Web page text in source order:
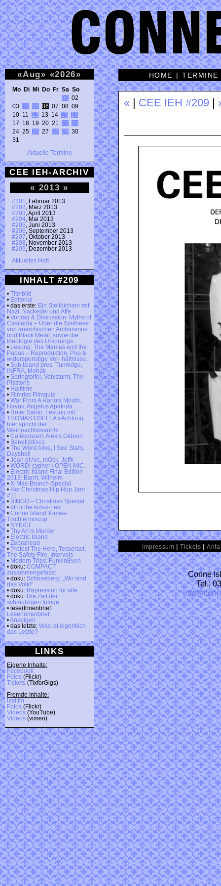
«Aug» «2026»
Mo Di Mi Do Fr Sa So
01
02
03 04 05 06 07 08 09
10 11 12 13 14 15
16
17 18 19 20 21 22
23
24 25 26 27 28 29 30
31
Aktuelle Termine
CEE IEH-ARCHIV
« 2013 »
#201
, Februar 2013
#202 , März 2013
#203 , April 2013
#204 , Mai 2013
#205 , Juni 2013
#206 , September 2013
#207 , Oktober 2013
#208 , November 2013
#209 , Dezember 2013
Aktuelles Heft
INHALT #209
• Titelbild
• Editorial
• das erste: Ein Stelldichein mit
Nazi, Nackedei und Affe
• Vortrag & Diskussion: Myths of
Cascadia – Über die Synthese
von anarchischen Archaismus
und Black Metal, sowie die
Ideologie des Ursprungs.
•
Lesung: The Mamas and the
Papas – Reproduktion, Pop &
widerspenstige Ver- hältnisse.
• Sub.Island pres. Tunnidge,
INFRA, Mohak
• Springtoifel, Volxsturm, The
Pisstons
• Halftime
• Filmriss Filmquiz
• War From A Harlots Mouth,
Havok, Angelus Apatrida
• Roter Salon: Lesung mit
THOMAS GSELLA »Achtung
hier spricht der
Weihnachtsmann!«
• Cafékonzert: Alexis Gideon
• Benefizdisco
• The Word Alive, I See Stars,
Dayshell
• Joan of Arc, mOck, Jeffk
• WORD! cypher / OPEN MIC.
• Electric Island Final Edition
2013: Barnt, Wilhelm
• X-Mas-Brunch-Special
• Hot Christmas Hip Hop Jam
#11
• BINGO – Christmas Special
• »For the kids«-Fest
• Conne Island X-mas-
Tischtenniscup
• NYE/CI
• Thy Art Is Murder
• Electric Island
• Zebrahead
• Protest The Hero, Tesseract,
The Safety Fire, Intervals
• Modern Trips: FunkinEven
• doku: COMPACT
zusammengefasst
• doku: Schneeberg: „Wir sind
das Volk!“
• doku: Repression für alle
• doku: Die Zeit der
schmutzigen Intrige
• leserInnenbrief:
Leserinnenbrief:
•Anzeigen
• das letzte: Was ist eigentlich
das Letzte?
LINKS
Eigene Inhalte:
Facebook
Fotos (Flickr)
Tickets (TixforGigs)
Fremde Inhalte:
last.fm
Fotos (Flickr)
Videos (YouTube)
Videos (vimeo)
HOME |TERMINE
« CEE IEH #209
Impressum |Tickets |
Conne
Tel.: